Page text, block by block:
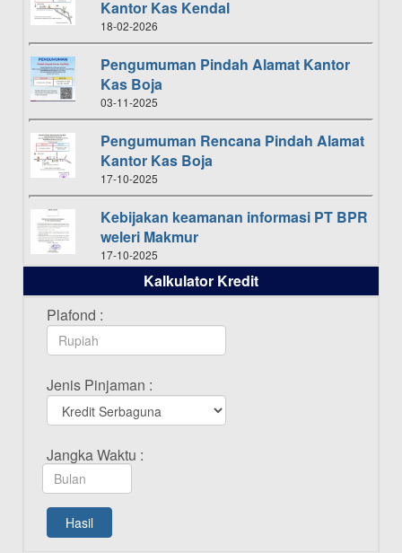
Kantor Kas Kendal
18-02-2026
Pengumuman Pindah Alamat Kantor
Kas Boja
03-11-2025
Pengumuman Rencana Pindah Alamat
Kantor Kas Boja
17-10-2025
Kebijakan keamanan informasi PT BPR
weleri Makmur
17-10-2025
Daftar Pemenang Undian TAMASHA
Bulan Oktober 2025
16-10-2025
Bulan September 2025
20-09-2025
Daftar Pemenang Undian TAMASHA
Bulan Agustus 2025
Cabang Pati 13 Agustus 2025
Kalkulator Kredit
Plafond :
Jenis Pinjaman :
Jangka Waktu :
Hasil